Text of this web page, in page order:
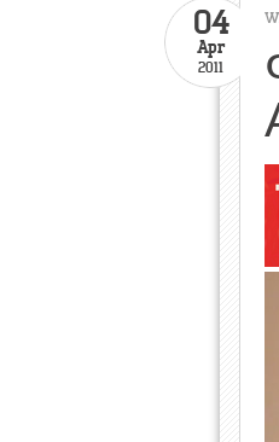
04
Apr
2011